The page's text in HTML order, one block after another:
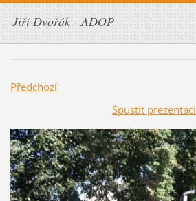
Jiří Dvořák - ADOP
Předchozí
Spustit prezentaci